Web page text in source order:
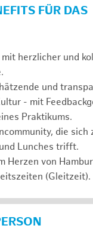
FÜR DAS
mit herzlicher und
und
- mit
Praktikums.
die sich
Lunches trifft.
Herzen von
(Gleitzeit).